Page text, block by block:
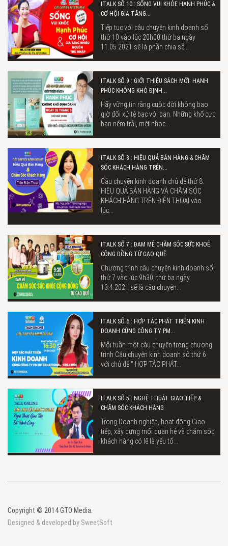
ITALK SỐ 10 : SỐNG VUI KHỎE HẠNH PHÚC &
CƠ HỘI GIA TĂNG...
Tiếp tục với câu chuyện kinh doanh số
thứ 10 vào lúc 20h00 thứ ba ngày
11.05.2021 sẽ là phần chia sẻ...
ITALK SỐ 9 : GIỚI THIỆU SÁCH MỚI: HẠNH
PHÚC KHÔNG KHÓ ĐỊNH...
Hãy vững tin rằng cuộc đời không bao
giờ đối xử tệ bạc với bạn. Những khổ cực
bạn nếm trải, mệt nhọc...
ITALK SỐ 8 : HIỆU QUẢ BÁN HÀNG & CHĂM
SÓC KHÁCH HÀNG TRÊN...
Câu chuyện kinh doanh chủ đề thứ 8:
HIỆU QUẢ BÁN HÀNG VÀ CHĂM SÓC
KHÁCH HÀNG TRÊN ĐIỆN THOẠI vào
lúc...
ITALK SỐ 7 : ĐAM MÊ CHĂM SÓC SỨC KHOẺ
CỘNG ĐỒNG TỪ GẠO QUÊ
Chương trình câu chuyện kinh doanh số
thứ 7 vào lúc 9h30, thứ ba ngày
13.4.2021 sẽ là câu chuyện...
ITALK SỐ 6 : HỢP TÁC PHÁT TRIỂN KINH
DOANH CÙNG CÔNG TY PM...
Mỗi tuần một câu chuyện trong chương
trình Câu chuyện kinh doanh số thứ 6
với chủ đề " HỢP TÁC PHÁT...
ITALK SỐ 5 : NGHỆ THUẬT GIAO TIẾP &
CHĂM SÓC KHÁCH HÀNG
Trong Doanh nghiệp, hoạt động Giao
tiếp, xây dựng mối quan hệ và chăm sóc
khách hàng có lẽ là yếu tố...
Copyright © 2014 GTO Media.
Designed & developed by SweetSoft